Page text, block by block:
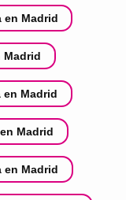
en Madrid
Madrid
en Madrid
Madrid
en Madrid